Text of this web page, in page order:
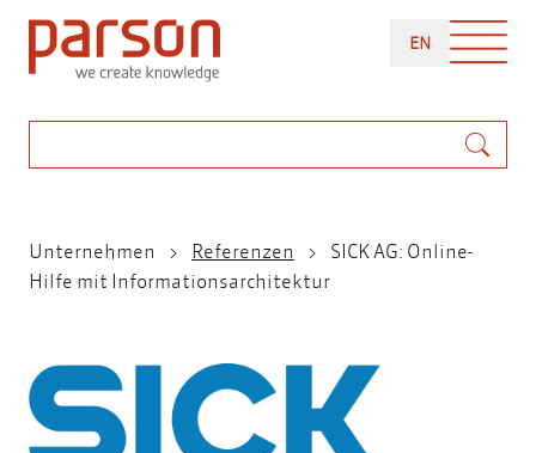
Direkt
zum
Inhalt
ENENGLISH
Pfadnavigation
Unternehmen Referenzen
SICK AG: Online-
Hilfe mit Informationsarchitektur